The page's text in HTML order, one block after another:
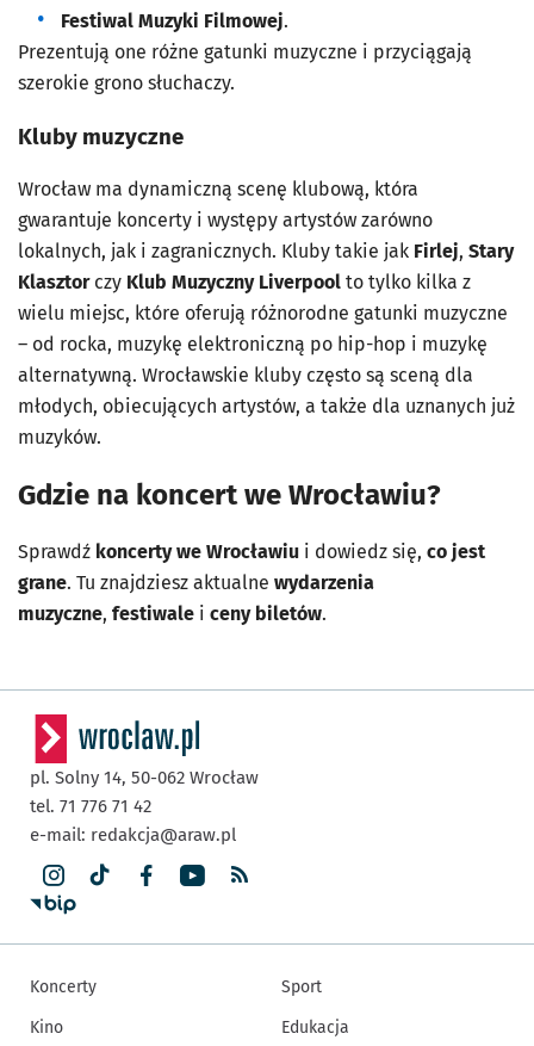
Festiwal Muzyki Filmowej.
Prezentują one różne gatunki muzyczne i przyciągają
szerokie grono słuchaczy.
Kluby muzyczne
Wrocław ma dynamiczną scenę klubową, która
gwarantuje koncerty i występy artystów zarówno
lokalnych, jak i zagranicznych. Kluby takie jak Firlej, Stary
Klasztorczy Klub Muzyczny Liverpool to tylko kilka z
wielu miejsc, które oferują różnorodne gatunki muzyczne
– od rocka, muzykę elektroniczną po hip-hop i muzykę
alternatywną. Wrocławskie kluby często są sceną dla
młodych, obiecujących artystów, a także dla uznanych już
muzyków.
Gdzie na koncert we Wrocławiu?
Sprawdź koncerty we Wrocławiu i dowiedz się, co jest
grane. Tu znajdziesz aktualne wydarzenia
muzyczne, festiwale i ceny biletów.
pl. Solny 14, 50-062 Wrocław
tel. 71 776 71 42
e-mail: redakcja@araw.pl
Koncerty
Kino
Sport
Edukacja